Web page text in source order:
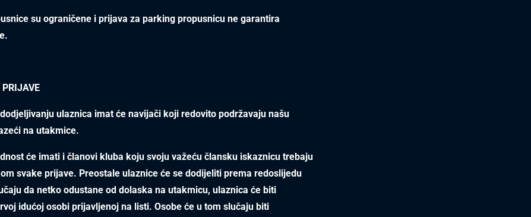
su ograničene i prijava za parking propusnicu ne garantira
PRIJAVE
ulaznica imat će navijači koji redovito podržavaju našu
na utakmice.
će imati i članovi kluba koju svoju važeću člansku iskaznicu trebaju
svake prijave. Preostale ulaznice će se dodijeliti prema redoslijedu
da netko odustane od dolaska na utakmicu, ulaznica će biti
idućoj osobi prijavljenoj na listi. Osobe će u tom slučaju biti